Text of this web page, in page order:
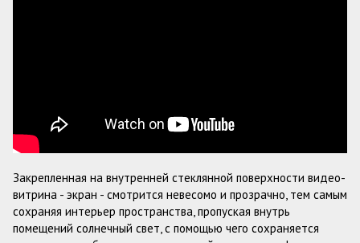
Закрепленная на внутренней стеклянной поверхности видео-
витрина - экран - смотрится невесомо и прозрачно, тем самым
сохраняя интерьер пространства, пропуская внутрь
помещений солнечный свет, с помощью чего сохраняется